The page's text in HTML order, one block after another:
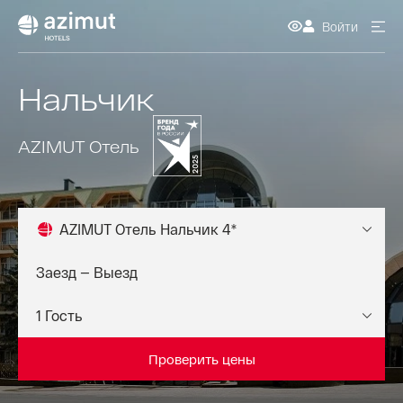
Войти
AZIMUT Отель Нальчик 4*
Проверить цены
Нальчик
AZIMUT Отель